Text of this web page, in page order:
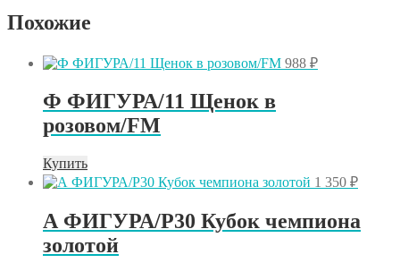
Похожие
988 ₽
Ф ФИГУРА/11 Щенок в
розовом/FM
Купить
1 350 ₽
А ФИГУРА/P30 Кубок чемпиона
золотой